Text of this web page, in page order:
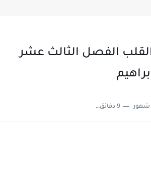
الفصل الثالث عشر
شهور 9 دقائق للقراءة